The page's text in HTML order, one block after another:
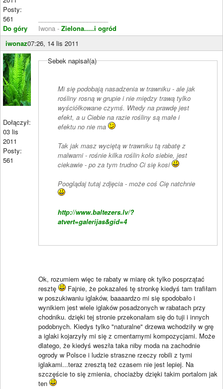
Posty:
561
Do góry
Iwona - Zielona.....i ogród
iwonaz07:26, 14 lis 2011
Dołączył:
03 lis
2011
Posty:
561
Sebek napisał(a)
Mi się podobają nasadzenia w trawniku - ale jak
rośliny rosną w grupie i nie między trawą tylko
wyściółkowane czymś. Wtedy na prawdę jest
efekt, a u Ciebie na razie rośliny są małe i
efektu no nie ma
Tak jak masz wyciętą w trawniku tą rabatę z
malwami - rośnie kilka roślin koło siebie, jest
ciekawie - po za tym trudno Ci się kosi
Pooglądaj tutaj zdjęcia - może coś Cię natchnie
http://www.baltezers.lv/?
atvert=galerijas&gid=4
Ok, rozumiem więc te rabaty w miarę ok tylko posprzątać
resztę
Fajnie, że pokazałeś tę stronkę kiedyś tam trafiłam
w poszukiwaniu iglaków, baaaardzo mi się spodobało i
wynikiem jest wiele iglaków posadzonych w rabatach przy
chodniku. dzięki tej stronie przekonałam się do tuji i innych
podobnych. Kiedys tylko "naturalne" drzewa wchodziły w grę
a iglaki kojarzyły mi się z cmentarnymi kompozycjami. Może
dlatego, że kiedyś weszła taka niby moda na zachodnie
ogrody w Polsce i ludzie straszne rzeczy robili z tymi
iglakami...teraz zresztą też czasem nie jest lepiej. Na
szczęście to się zmienia, chociażby dzięki takim portalom jak
ten